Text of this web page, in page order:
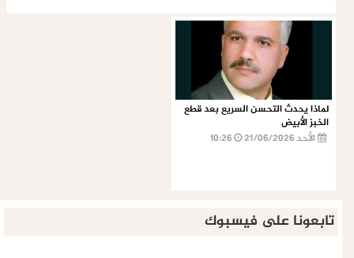
لماذا يحدث التحسن السريع بعد قطع
الخبز الأبيض
الأحد 21/06/2026
10:26
تابعونا على فيسبوك